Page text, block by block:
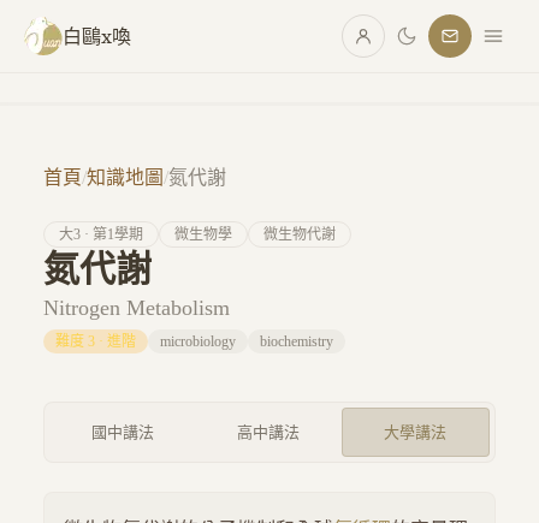
跳至主要內容
白鷗x喚
首頁/知識地圖/氮代謝
大3 · 第1學期 微生物學 微生物代謝
氮代謝
Nitrogen Metabolism
難度 3 · 進階 microbiology biochemistry
國中講法 高中講法 大學講法